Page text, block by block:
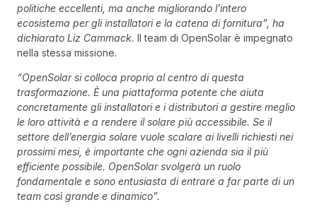
politiche eccellenti, ma anche migliorando l’intero
ecosistema per gli installatori e la catena di fornitura”, ha
dichiarato Liz Cammack. Il team di OpenSolar è impegnato
nella stessa missione.
“OpenSolar si colloca proprio al centro di questa
trasformazione. È una piattaforma potente che aiuta
concretamente gli installatori e i distributori a gestire meglio
le loro attività e a rendere il solare più accessibile. Se il
settore dell’energia solare vuole scalare ai livelli richiesti nei
prossimi mesi, è importante che ogni azienda sia il più
efficiente possibile. OpenSolar svolgerà un ruolo
fondamentale e sono entusiasta di entrare a far parte di un
team così grande e dinamico”.